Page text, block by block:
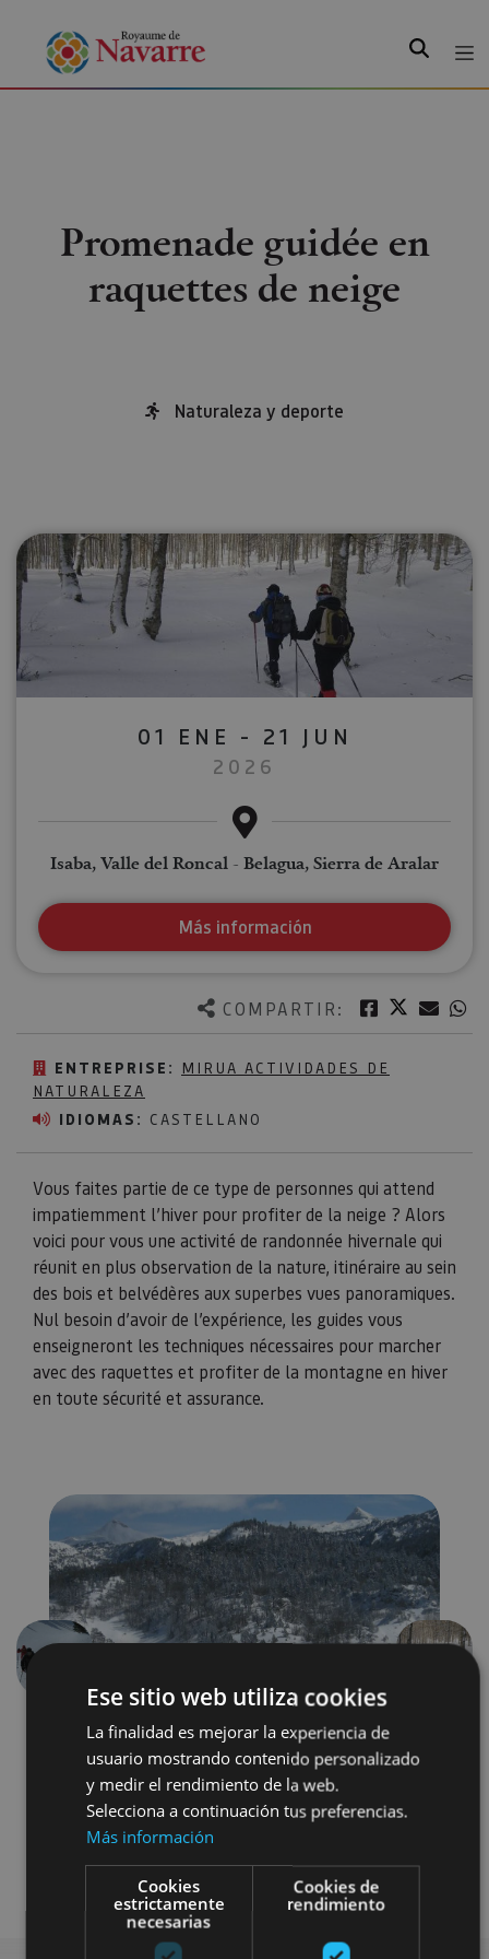
Promenade guidée en
raquettes de neige
Naturaleza y deporte
COMPARTIR: Facebook
Twitter
ENTREPRISE:
MIRUA ACTIVIDADES DE
NATURALEZA
IDIOMAS: CASTELLANO
Vous faites partie de ce type de personnes qui attend
impatiemment l’hiver pour profiter de la neige ? Alors
voici pour vous une activité de randonnée hivernale qui
réunit en plus observation de la nature, itinéraire au sein
des bois et belvédères aux superbes vues panoramiques.
Nul besoin d’avoir de l’expérience, les guides vous
enseigneront les techniques nécessaires pour marcher
avec des raquettes et profiter de la montagne en hiver
en toute sécurité et assurance.
01 ENE - 21 JUN
2026
Isaba, Valle del Roncal - Belagua, Sierra de Aralar
Más información
Suivant
Nieve Visitas guiadas
Ese sitio web utiliza cookies
La finalidad es mejorar la experiencia de
usuario mostrando contenido personalizado
y medir el rendimiento de la web.
Selecciona a continuación tus preferencias.
Más información
Cookies
estrictamente
necesarias
Cookies de
rendimiento